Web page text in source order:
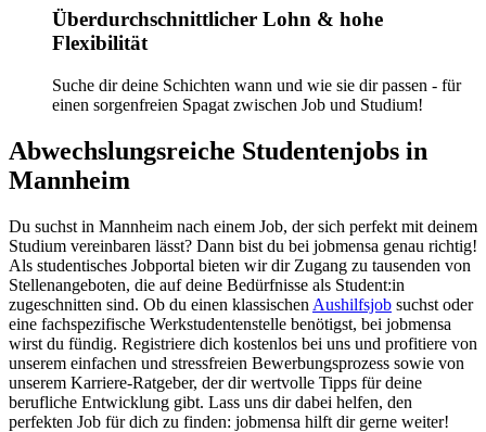
Überdurchschnittlicher Lohn & hohe
Flexibilität
Suche dir deine Schichten wann und wie sie dir passen - für
einen sorgenfreien Spagat zwischen Job und Studium!
Abwechslungsreiche Studentenjobs in
Mannheim
Du suchst in Mannheim nach einem Job, der sich perfekt mit deinem
Studium vereinbaren lässt? Dann bist du bei jobmensa genau richtig!
Als studentisches Jobportal bieten wir dir Zugang zu tausenden von
Stellenangeboten, die auf deine Bedürfnisse als Student:in
zugeschnitten sind. Ob du einen klassischen Aushilfsjob suchst oder
eine fachspezifische Werkstudentenstelle benötigst, bei jobmensa
wirst du fündig. Registriere dich kostenlos bei uns und profitiere von
unserem einfachen und stressfreien Bewerbungsprozess sowie von
unserem Karriere-Ratgeber, der dir wertvolle Tipps für deine
berufliche Entwicklung gibt. Lass uns dir dabei helfen, den
perfekten Job für dich zu finden: jobmensa hilft dir gerne weiter!